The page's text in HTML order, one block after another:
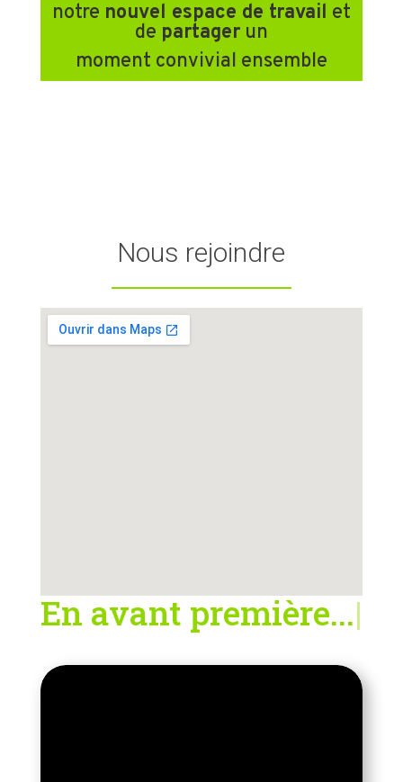
notre nouvel espace de travail et
de partagerun
moment convivial ensemble
Nous rejoindre
En avant première...|